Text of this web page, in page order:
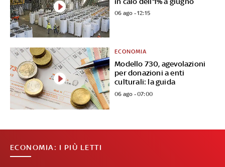
06 ago - 12:15
Modello 730, agevolazioni
per donazioni a enti
culturali: la guida
ECONOMIA
06 ago - 07:00
ECONOMIA: I PIÙ LETTI